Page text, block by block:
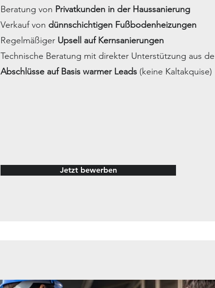
Beratung von Privatkunden in der Haussanierung
Verkauf von dünnschichtigen Fußbodenheizungen
Regelmäßiger Upsell auf Kernsanierungen
Technische Beratung mit direkter Unterstützung aus
Abschlüsse auf Basis warmer Leads (keine Kaltakquise)
Jetzt bewerben